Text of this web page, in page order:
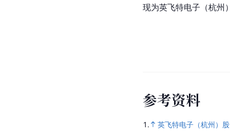
现为英飞特电子（杭州
参考资料
1. 英飞特电子（杭州）